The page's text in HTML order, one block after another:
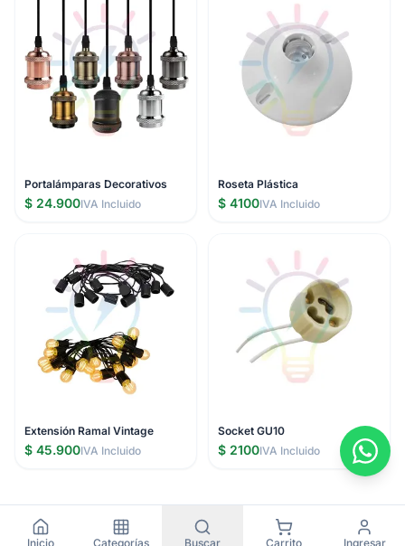
Portalámparas Decorativos
$ 24.900IVA Incluido
Roseta Plástica
$ 4100IVA Incluido
Extensión Ramal Vintage
$ 45.900IVA Incluido
Socket GU10
$ 2100IVA Incluido
Inicio Categorías Buscar Carrito Ingresar